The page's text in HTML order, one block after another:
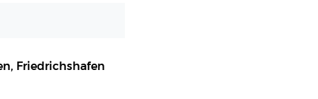
, Friedrichshafen